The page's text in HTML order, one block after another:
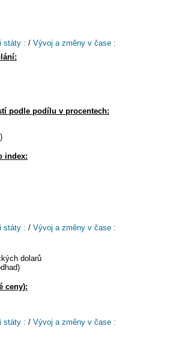
státy : / Vývoj a změny v čase :
podle podílu v procentech:
index:
státy : / Vývoj a změny v čase :
dolarů
ceny):
státy : / Vývoj a změny v čase :